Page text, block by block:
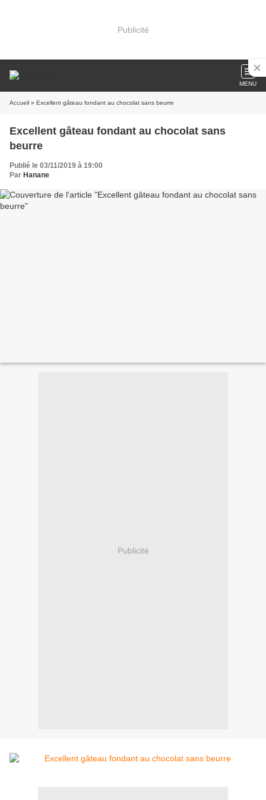
Publicité
MENU
Accueil » Excellent gâteau fondant au chocolat sans beurre
Excellent gâteau fondant au chocolat sans
beurre
Publié le 03/11/2019 à 19:00
Par Hanane
Publicité